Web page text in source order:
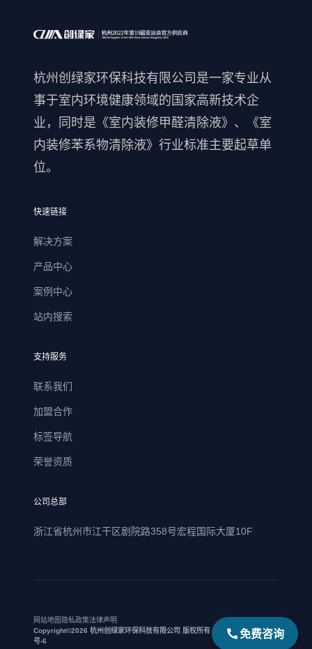
杭州创绿家环保科技有限公司是一家专业从
事于室内环境健康领域的国家高新技术企
业，同时是《室内装修甲醛清除液》、《室
内装修苯系物清除液》行业标准主要起草单
位。
快速链接
解决方案
产品中心
案例中心
站内搜索
支持服务
联系我们
加盟合作
标签导航
荣誉资质
公司总部
浙江省杭州市江干区剧院路358号宏程国际大厦10F
网站地图 隐私政策法律声明
Copyright©2026 杭州创绿家环保科技有限公司 版权所有 | 浙ICP备17021469
号-6
免费咨询